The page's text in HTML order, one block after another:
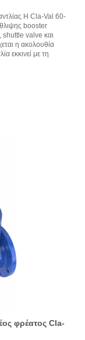
Η Cla-Val 60-
booster
shuttle valve και
η ακολουθία
εκκινεί με τη
φρέατος Cla-